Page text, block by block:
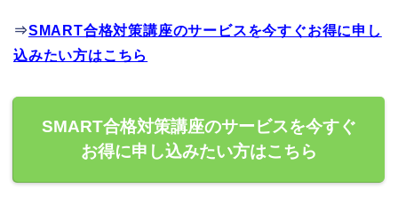
⇒SMART合格対策講座のサービスを今すぐお得に申し
込みたい方はこちら
SMART合格対策講座のサービスを今すぐ
お得に申し込みたい方はこちら